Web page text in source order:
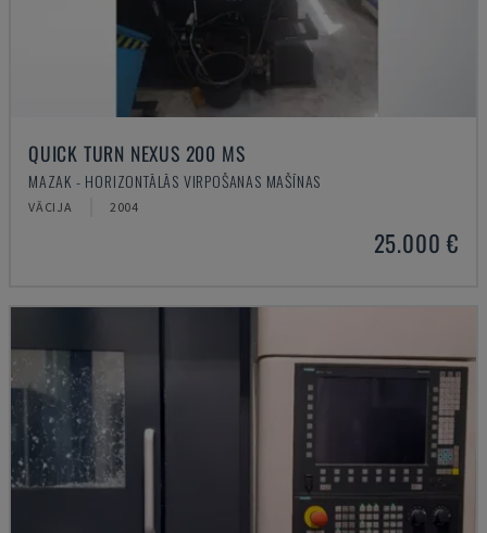
QUICK TURN NEXUS 200 MS
MAZAK - HORIZONTĀLĀS VIRPOŠANAS MAŠĪNAS
VĀCIJA 2004
25.000 €